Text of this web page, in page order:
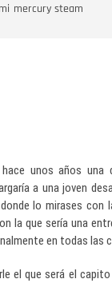
mercury steam
unos años
a una joven
lo mirases con
la que sería una
en todas las
el que será el